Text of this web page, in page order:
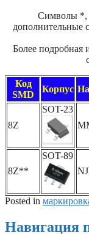
Символы *,
дополнительные
Более подробная
Код
SMD
Корпус
8Z
SOT-23
8Z**
SOT-89
Posted in
Навигация